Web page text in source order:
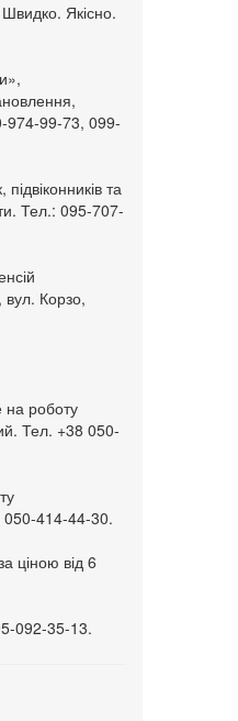
Якісно.
974-99-73, 099-
та
Тел.: 095-707-
Корзо,
на роботу
Тел. +38 050-
050-414-44-30.
ціною від 6
092-35-13.